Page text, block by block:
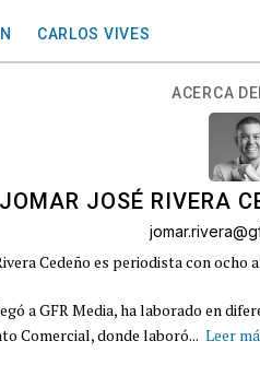
CARLOS VIVES
ACERCA
JOMAR JOSÉ RIVERA
Cedeño es periodista con ocho
a GFR Media, ha laborado en
Comercial, donde laboró... Leer